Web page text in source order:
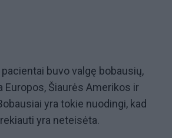
buvo valgę bobausių,
Europos, Šiaurės Amerikos ir
yra tokie nuodingi, kad
yra neteisėta.